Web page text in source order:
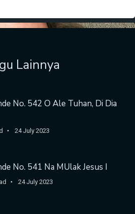
Lainnya
No. 542 O Ale Tuhan, Di Dia
24 July 2023
No. 541 Na MUlak Jesus I
24 July 2023